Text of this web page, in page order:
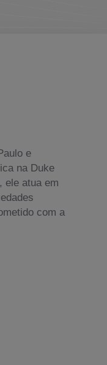
e
na Duke
ele atua em
com a